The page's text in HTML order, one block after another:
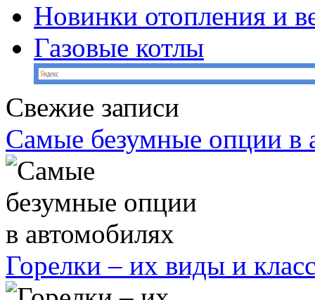
Новинки отопления и
Газовые котлы
Свежие записи
Самые безумные опции в
Горелки – их виды и